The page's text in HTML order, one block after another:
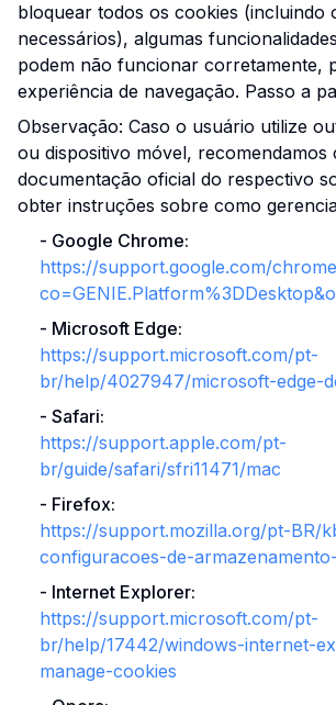
bloquear todos os cookies (incluindo
necessários), algumas
podem não funcionar corretamente,
experiência de navegação. Passo a
Observação: Caso o usuário utilize
ou dispositivo móvel, recomendamos
documentação oficial do respectivo
obter instruções sobre como
- Google Chrome:
https://support.google.com/
- Microsoft Edge:
https://support.microsoft.com/pt-
br/help/4027947/microsoft-edge-
- Safari:
https://support.apple.com/pt-
br/guide/safari/sfri11471/mac
- Firefox:
https://support.mozilla.org/pt-BR/
configuracoes-de-
- Internet Explorer:
https://support.microsoft.com/pt-
br/help/17442/windows-internet-
manage-cookies